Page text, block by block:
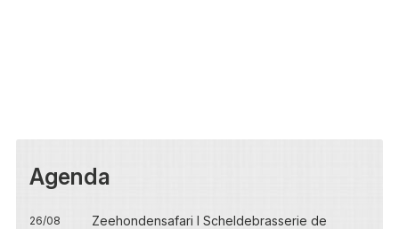
Agenda
26/08
Zeehondensafari I Scheldebrasserie de